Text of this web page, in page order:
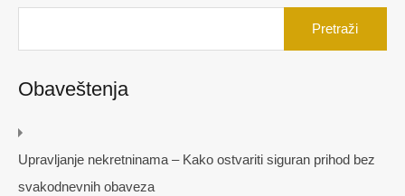
Obaveštenja
Upravljanje nekretninama – Kako ostvariti siguran prihod bez
svakodnevnih obaveza